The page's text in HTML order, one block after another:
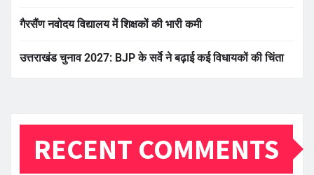
गैरसैंण नवोदय विद्यालय में शिक्षकों की भारी कमी
उत्तराखंड चुनाव 2027: BJP के सर्वे ने बढ़ाई कई विधायकों की चिंता
RECENT COMMENTS